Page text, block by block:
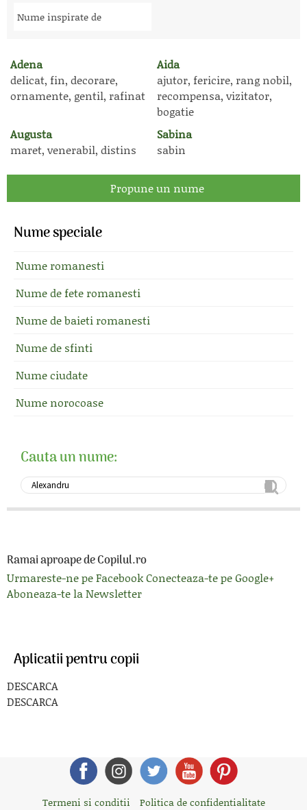
Nume inspirate de
Adena
delicat, fin, decorare,
ornamente, gentil, rafinat
Aida
ajutor, fericire, rang nobil,
recompensa, vizitator,
bogatie
Augusta
maret, venerabil, distins
Sabina
sabin
Propune un nume
Nume speciale
Nume romanesti
Nume de fete romanesti
Nume de baieti romanesti
Nume de sfinti
Nume ciudate
Nume norocoase
Cauta un nume:
Ramai aproape de Copilul.ro
Urmareste-ne pe FacebookConecteaza-te pe Google+
Aboneaza-te la Newsletter
Aplicatii pentru copii
DESCARCA
DESCARCA
Termeni si conditii Politica de confidentialitate